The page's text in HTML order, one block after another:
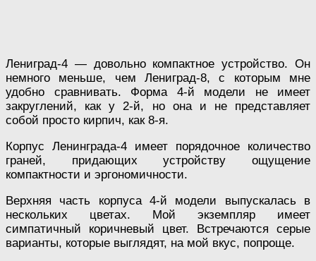
Лениград-4 — довольно компактное устройство. Он
немного меньше, чем Лениград-8, с которым мне
удобно сравнивать. Форма 4-й модели не имеет
закруглений, как у 2-й, но она и не представляет
собой просто кирпич, как 8-я.
Корпус Ленинграда-4 имеет порядочное количество
граней, придающих устройству ощущение
компактности и эргономичности.
Верхняя часть корпуса 4-й модели выпускалась в
нескольких цветах. Мой экземпляр имеет
симпатичный коричневый цвет. Встречаются серые
варианты, которые выглядят, на мой вкус, попроще.